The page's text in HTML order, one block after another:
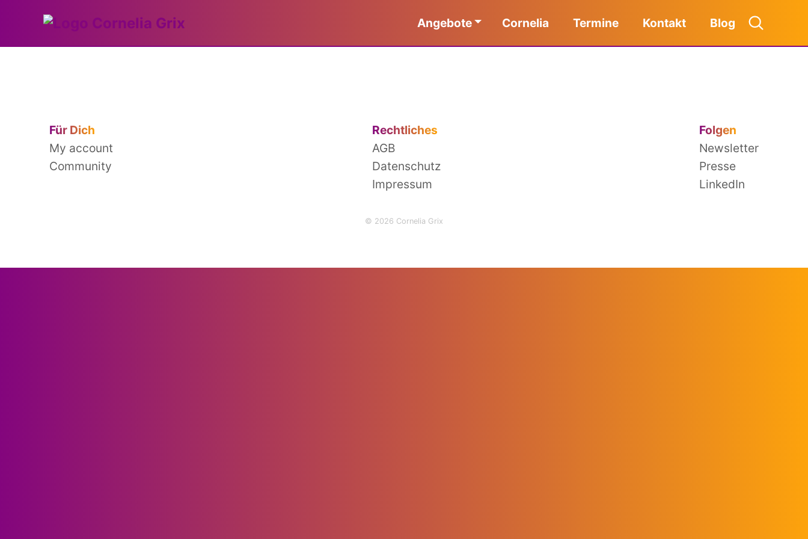
Angebote Cornelia Termine Kontakt Blog
Für Dich
My account
Community
Rechtliches
AGB
Datenschutz
Impressum
Folgen
Newsletter
Presse
LinkedIn
© 2026 Cornelia Grix